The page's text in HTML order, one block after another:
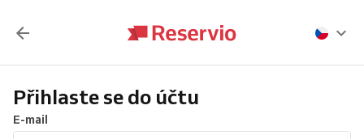
Přihlaste se do účtu
E-mail